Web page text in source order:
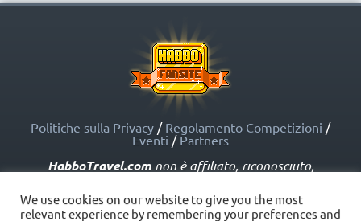
Politiche sulla Privacy / Regolamento Competizioni /
Eventi / Partners
HabboTravel.comnon è affiliato, riconosciuto,
sponsorizzato o approvato da Sulake Corporation Oy o
dalle società affiliate. HabboTravel.com può servirsi di
marchi registrati e altre proprietà intellettuali di Habbo
come indicato nelle Politiche sui Fansite.
We use cookies on our website to give you the most
relevant experience by remembering your preferences and